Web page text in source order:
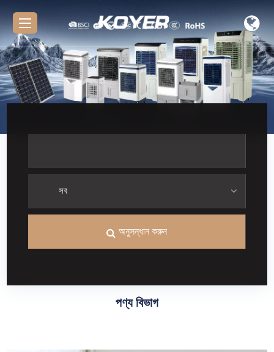
অনুসন্ধান করুন
পণ্য বিভাগ